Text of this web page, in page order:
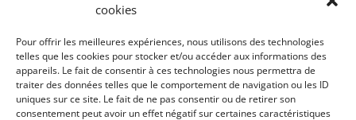
cookies
Pour offrir les meilleures expériences, nous utilisons des technologies
telles que les cookies pour stocker et/ou accéder aux informations des
appareils. Le fait de consentir à ces technologies nous permettra de
traiter des données telles que le comportement de navigation ou les ID
uniques sur ce site. Le fait de ne pas consentir ou de retirer son
consentement peut avoir un effet négatif sur certaines caractéristiques
séminaire, cliquez en haut à droite sur
.
Notes du Camp Meeting :Notes